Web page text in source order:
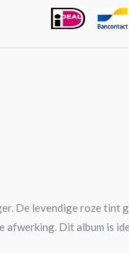
De levendige roze tint
Dit album is